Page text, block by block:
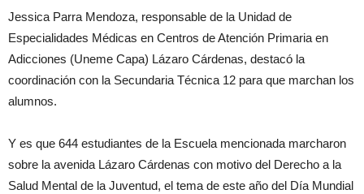
Jessica Parra Mendoza, responsable de la Unidad de
Especialidades Médicas en Centros de Atención Primaria en
Adicciones (Uneme Capa) Lázaro Cárdenas, destacó la
coordinación con la Secundaria Técnica 12 para que marchan los
alumnos.
Y es que 644 estudiantes de la Escuela mencionada marcharon
sobre la avenida Lázaro Cárdenas con motivo del Derecho a la
Salud Mental de la Juventud, el tema de este año del Día Mundial